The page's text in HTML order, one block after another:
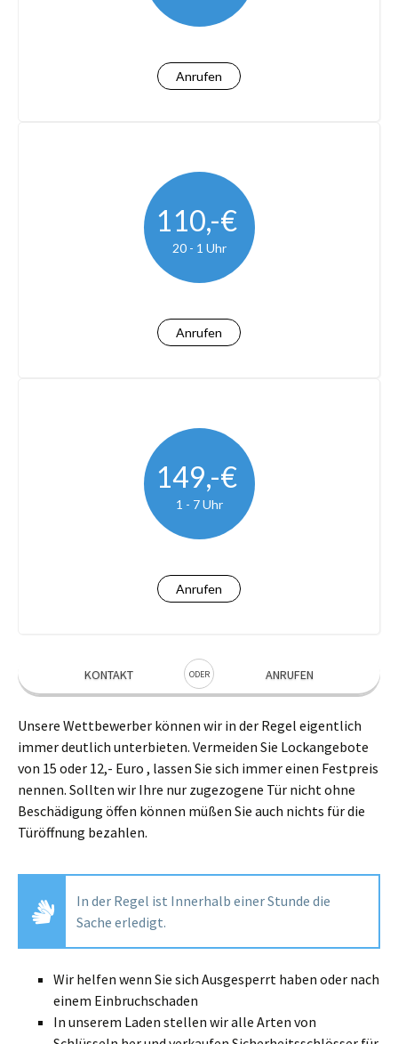
Anrufen
110,-€
20 - 1 Uhr
Anrufen
149,-€
1 - 7 Uhr
Anrufen
KONTAKT ODER ANRUFEN
Unsere Wettbewerber können wir in der Regel eigentlich
immer deutlich unterbieten. Vermeiden Sie Lockangebote
von 15 oder 12,- Euro , lassen Sie sich immer einen Festpreis
nennen. Sollten wir Ihre nur zugezogene Tür nicht ohne
Beschädigung öffen können müßen Sie auch nichts für die
Türöffnung bezahlen.
In der Regel ist Innerhalb einer Stunde die
Sache erledigt.
Wir helfen wenn Sie sich Ausgesperrt haben oder nach
einem Einbruchschaden
In unserem Laden stellen wir alle Arten von